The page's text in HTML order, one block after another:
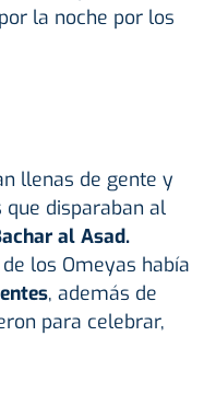
la noche por los
llenas de gente y
disparaban al
al Asad.
los Omeyas había
, además de
para celebrar,